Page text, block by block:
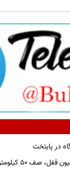
در پایتخت